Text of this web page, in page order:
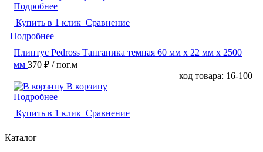
Подробнее
Купить в 1 клик Сравнение
Подробнее
Плинтус Pedross Танганика темная 60 мм х 22 мм х 2500
мм 370 ₽ / пог.м
код товара: 16-100
В корзину
Подробнее
Купить в 1 клик Сравнение
Каталог